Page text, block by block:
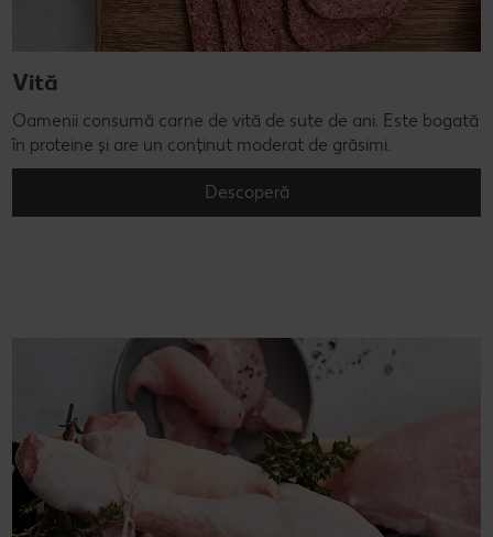
Vită
Oamenii consumă carne de vită de sute de ani. Este bogată
în proteine și are un conținut moderat de grăsimi.
Descoperă